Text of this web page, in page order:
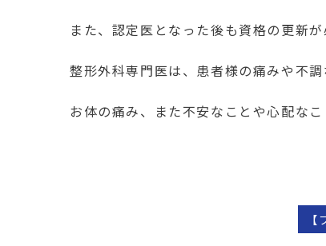
また、認定医となった後も資格の更新
整形外科専門医は、患者様の痛みや不
お体の痛み、また不安なことや心配な